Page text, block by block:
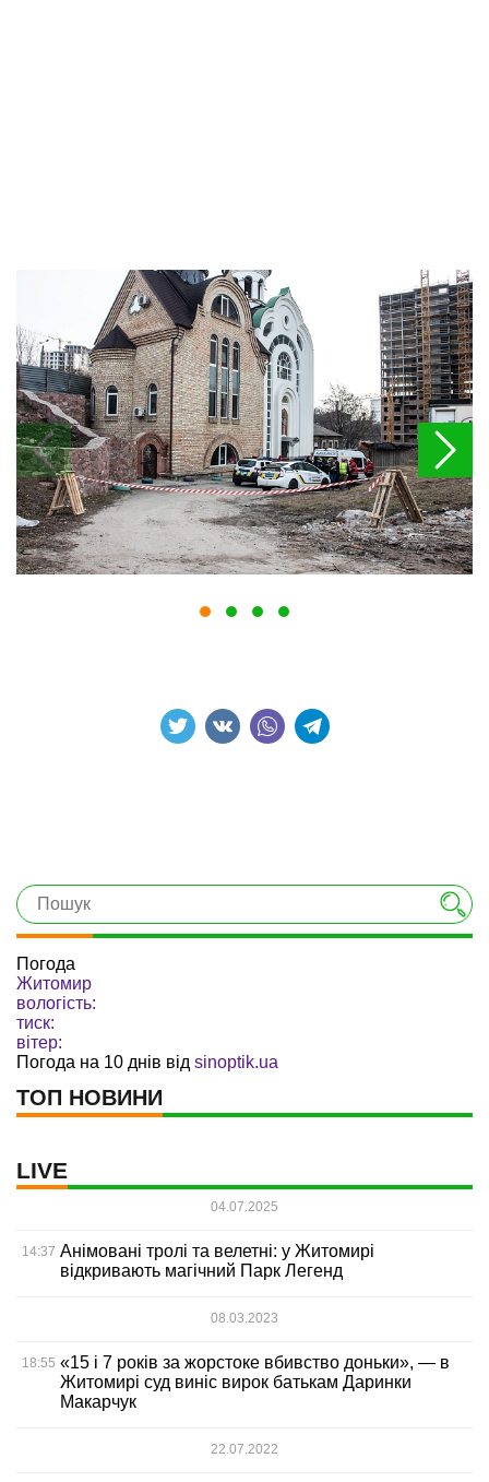
Погода
Житомир
вологість:
тиск:
вітер:
Погода на 10 днів від sinoptik.ua
ТОП НОВИНИ
LIVE
04.07.2025
14:37 Анімовані тролі та велетні: у Житомирі
відкривають магічний Парк Легенд
08.03.2023
18:55 «15 і 7 років за жорстоке вбивство доньки», — в
Житомирі суд виніс вирок батькам Даринки
Макарчук
22.07.2022